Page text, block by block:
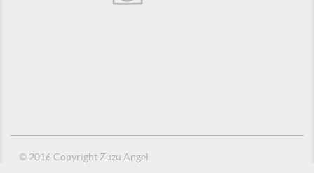
© 2016 Copyright Zuzu Angel